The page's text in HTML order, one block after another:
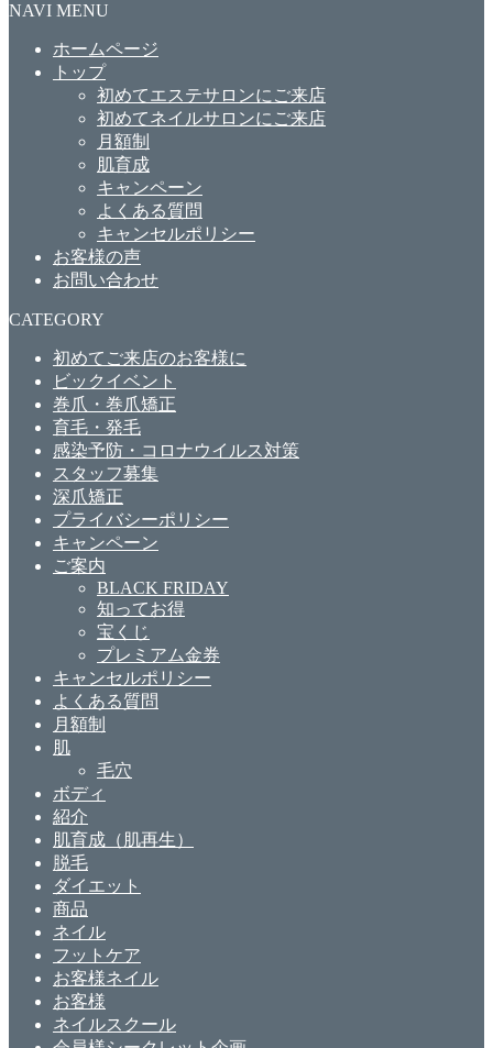
NAVI MENU
ホームページ
トップ
初めてエステサロンにご来店
初めてネイルサロンにご来店
月額制
肌育成
キャンペーン
よくある質問
キャンセルポリシー
お客様の声
お問い合わせ
CATEGORY
初めてご来店のお客様に
ビックイベント
巻爪・巻爪矯正
育毛・発毛
感染予防・コロナウイルス対策
スタッフ募集
深爪矯正
プライバシーポリシー
キャンペーン
ご案内
BLACK FRIDAY
知ってお得
宝くじ
プレミアム金券
キャンセルポリシー
よくある質問
月額制
肌
毛穴
ボディ
紹介
肌育成（肌再生）
脱毛
ダイエット
商品
ネイル
フットケア
お客様ネイル
お客様
ネイルスクール